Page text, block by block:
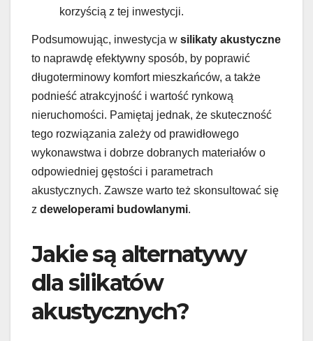
korzyścią z tej inwestycji.
Podsumowując, inwestycja w silikaty akustyczne
to naprawdę efektywny sposób, by poprawić
długoterminowy komfort mieszkańców, a także
podnieść atrakcyjność i wartość rynkową
nieruchomości. Pamiętaj jednak, że skuteczność
tego rozwiązania zależy od prawidłowego
wykonawstwa i dobrze dobranych materiałów o
odpowiedniej gęstości i parametrach
akustycznych. Zawsze warto też skonsultować się
z deweloperami budowlanymi.
Jakie są alternatywy
dla silikatów
akustycznych?